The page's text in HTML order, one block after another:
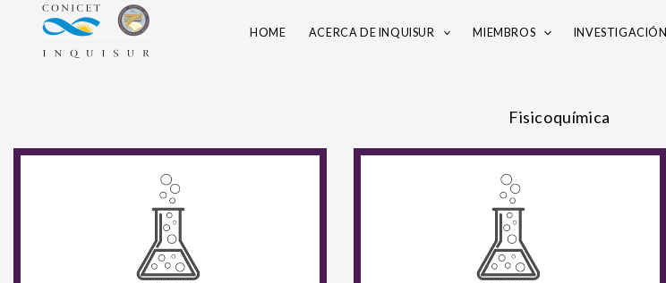
HOME ACERCA DE INQUISUR MIEMBROS INVESTIGACIÓN
Fisicoquímica